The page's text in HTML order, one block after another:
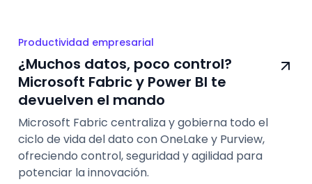
Productividad empresarial
¿Muchos datos, poco control?
Microsoft Fabric y Power BI te
devuelven el mando
Microsoft Fabric centraliza y gobierna todo el
ciclo de vida del dato con OneLake y Purview,
ofreciendo control, seguridad y agilidad para
potenciar la innovación.